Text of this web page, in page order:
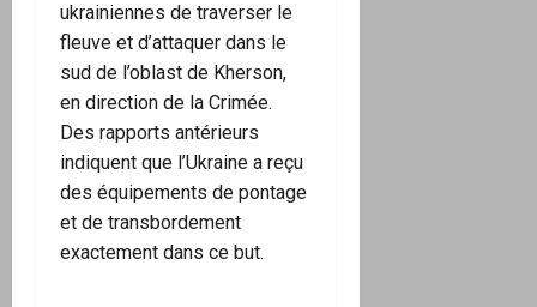
ukrainiennes de traverser le
fleuve et d’attaquer dans le
sud de l’oblast de Kherson,
en direction de la Crimée.
Des rapports antérieurs
indiquent que l’Ukraine a reçu
des équipements de pontage
et de transbordement
exactement dans ce but.